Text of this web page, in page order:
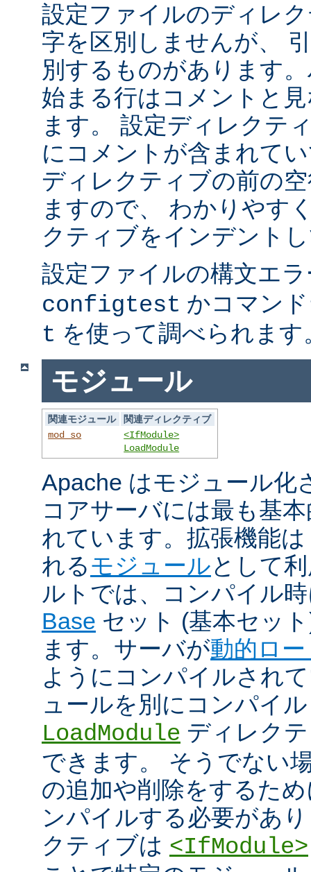
設定ファイルのディレ
字を区別しませんが、
別するものがあります
始まる行はコメントと
ます。 設定ディレクテ
にコメントが含まれて
ディレクティブの前の
ますので、 わかりやす
クティブをインデント
設定ファイルの構文エ
configtest かコマン
t を使って調べられます
モジュール
関連モジュール
関連ディレクティブ
mod_so
<IfModule>
LoadModule
Apache はモジュール化
コアサーバには最も基
れています。拡張機能
れるモジュールとして
ルトでは、コンパイル
Base セット (基本セッ
ます。サーバが動的ロ
ようにコンパイルされ
ュールを別にコンパイ
LoadModule ディレク
できます。 そうでない
の追加や削除をするた
ンパイルする必要があ
クティブは <IfModule>